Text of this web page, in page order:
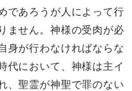
であろうが人によって行
ません。神様の受肉が必
身が行わなければならな
代において、神様は主イ
、聖霊が神聖で罪のない